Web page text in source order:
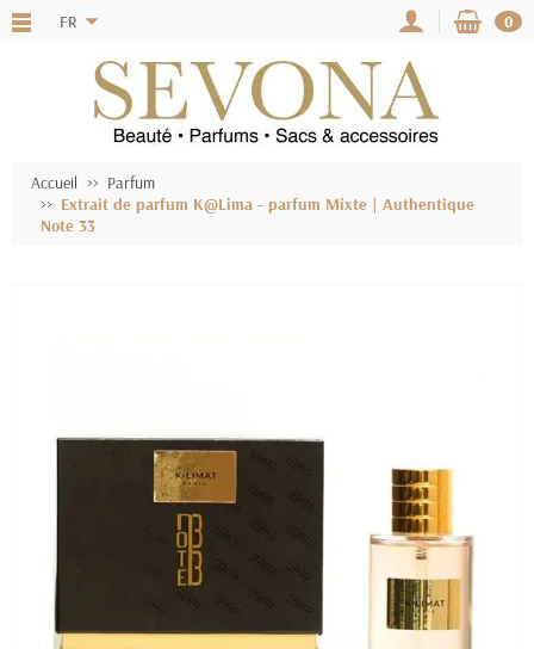
FR 0
Accueil
Parfum
Extrait de parfum K@Lima - parfum Mixte | Authentique
Note 33